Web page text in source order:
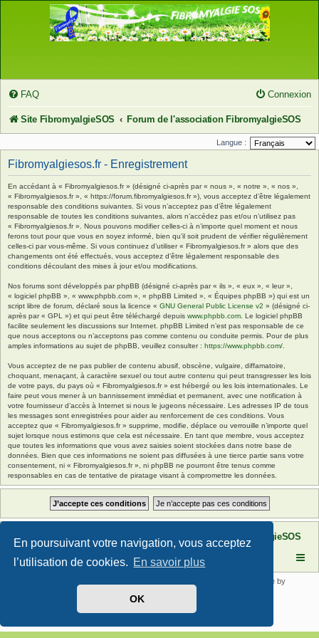
En poursuivant votre navigation, vous acceptez
l’utilisation de cookies. En savoir plus
OK
FAQ Connexion
Site FibromyalgieSOS Forum de l'association FibromyalgieSOS
Langue :
Fibromyalgiesos.fr - Enregistrement
En accédant à « Fibromyalgiesos.fr » (désigné ci-après par « nous », « notre », « nos »,
« Fibromyalgiesos.fr », « https://forum.fibromyalgiesos.fr »), vous acceptez d’être légalement
responsable des conditions suivantes. Si vous n’acceptez pas d’être légalement
responsable de toutes les conditions suivantes, alors n’accédez pas et/ou n’utilisez pas
« Fibromyalgiesos.fr ». Nous pouvons modifier celles-ci à n’importe quel moment et nous
ferons tout pour que vous en soyez informé, bien qu’il soit prudent de vérifier régulièrement
celles-ci par vous-même. Si vous continuez d’utiliser « Fibromyalgiesos.fr » alors que des
changements ont été effectués, vous acceptez d’être légalement responsable des
conditions découlant des mises à jour et/ou modifications.
Nos forums sont développés par phpBB (désigné ci-après par « ils », « eux », « leur »,
« logiciel phpBB », « www.phpbb.com », « phpBB Limited », « Équipes phpBB ») qui est un
script libre de forum, déclaré sous la licence « GNU General Public License v2 » (désigné ci-
après par « GPL ») et qui peut être téléchargé depuis www.phpbb.com . Le logiciel phpBB
facilite seulement les discussions sur Internet. phpBB Limited n’est pas responsable de ce
que nous acceptons ou n’acceptons pas comme contenu ou conduite permis. Pour de plus
amples informations au sujet de phpBB, veuillez consulter : https://www.phpbb.com/
Vous acceptez de ne pas publier de contenu abusif, obscène, vulgaire, diffamatoire,
choquant, menaçant, à caractère sexuel ou tout autre contenu qui peut transgresser les lois
de votre pays, du pays où « Fibromyalgiesos.fr » est hébergé ou les lois internationales. Le
faire peut vous mener à un bannissement immédiat et permanent, avec une notification à
votre fournisseur d’accès à Internet si nous le jugeons nécessaire. Les adresses IP de tous
les messages sont enregistrées pour aider au renforcement de ces conditions. Vous
acceptez que « Fibromyalgiesos.fr » supprime, modifie, déplace ou verrouille n’importe quel
sujet lorsque nous estimons que cela est nécessaire. En tant que membre, vous acceptez
que toutes les informations que vous avez saisies soient stockées dans notre base de
données. Bien que ces informations ne soient pas diffusées à une tierce partie sans votre
consentement, ni « Fibromyalgiesos.fr », ni phpBB ne pourront être tenus comme
responsables en cas de tentative de piratage visant à compromettre les données.
Site FibromyalgieSOS Forum de l'association FibromyalgieSOS
® Forum Software © phpBB Limited | SE Square by
Traduit par